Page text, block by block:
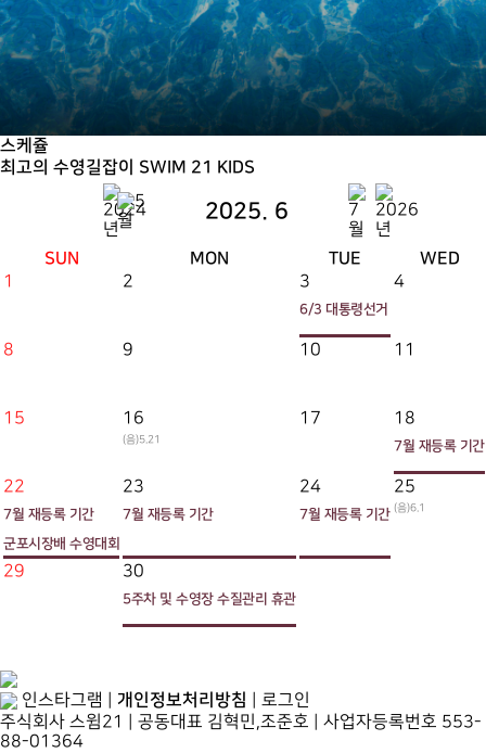
스케쥴
최고의 수영길잡이
SWIM 21 KIDS
2025. 6
SUN MON TUE WED
1 2 3
6/3 대통령선거
4
8 9 10 11
15 16
(음)5.21
17 18
7월 재등록 기간
22
7월 재등록 기간
군포시장배 수영대회
23
7월 재등록 기간
24
7월 재등록 기간
25
(음)6.1
29 30
5주차 및 수영장 수질관리 휴관
인스타그램 개인정보처리방침
로그인
주식회사 스윔21 | 공동대표 김혁민,조준호 | 사업자등록번호 553-
88-01364